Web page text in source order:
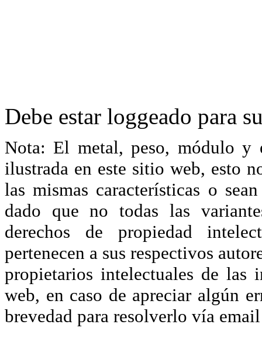
Debe estar loggeado para
Nota: El metal, peso, módulo y
ilustrada en este sitio web, esto
las mismas características o
dado que no todas las
derechos de propiedad
pertenecen a sus respectivos
propietarios intelectuales de las
web, en caso de apreciar algún
brevedad para resolverlo vía